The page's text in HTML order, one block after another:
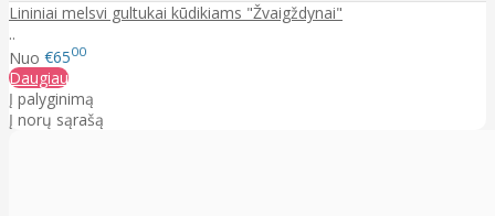
Lininiai melsvi gultukai kūdikiams "Žvaigždynai"
..
Nuo €6500
Daugiau
Į palyginimą
Į norų sąrašą